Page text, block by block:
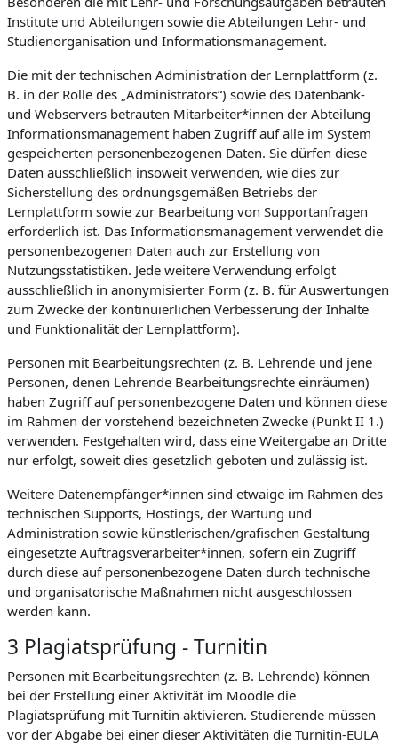
Institute und Abteilungen sowie die Abteilungen Lehr- und
Studienorganisation und Informationsmanagement.
Die mit der technischen Administration der Lernplattform (z.
B. in der Rolle des „Administrators“) sowie des Datenbank-
und Webservers betrauten Mitarbeiter*innen der Abteilung
Informationsmanagement haben Zugriff auf alle im System
gespeicherten personenbezogenen Daten. Sie dürfen diese
Daten ausschließlich insoweit verwenden, wie dies zur
Sicherstellung des ordnungsgemäßen Betriebs der
Lernplattform sowie zur Bearbeitung von Supportanfragen
erforderlich ist. Das Informationsmanagement verwendet die
personenbezogenen Daten auch zur Erstellung von
Nutzungsstatistiken. Jede weitere Verwendung erfolgt
ausschließlich in anonymisierter Form (z. B. für Auswertungen
zum Zwecke der kontinuierlichen Verbesserung der Inhalte
und Funktionalität der Lernplattform).
Personen mit Bearbeitungsrechten (z. B. Lehrende und jene
Personen, denen Lehrende Bearbeitungsrechte einräumen)
haben Zugriff auf personenbezogene Daten und können diese
im Rahmen der vorstehend bezeichneten Zwecke (Punkt II 1.)
verwenden. Festgehalten wird, dass eine Weitergabe an Dritte
nur erfolgt, soweit dies gesetzlich geboten und zulässig ist.
Weitere Datenempfänger*innen sind etwaige im Rahmen des
technischen Supports, Hostings, der Wartung und
Administration sowie künstlerischen/grafischen Gestaltung
eingesetzte Auftragsverarbeiter*innen, sofern ein Zugriff
durch diese auf personenbezogene Daten durch technische
und organisatorische Maßnahmen nicht ausgeschlossen
werden kann.
3 Plagiatsprüfung - Turnitin
Personen mit Bearbeitungsrechten (z. B. Lehrende) können
bei der Erstellung einer Aktivität im Moodle die
Plagiatsprüfung mit Turnitin aktivieren. Studierende müssen
vor der Abgabe bei einer dieser Aktivitäten die Turnitin-EULA